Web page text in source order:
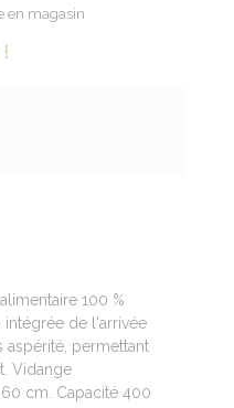
en magasin
100 %
intégrée de l'arrivée
aspérité, permettant
Vidange
cm. Capacité 400